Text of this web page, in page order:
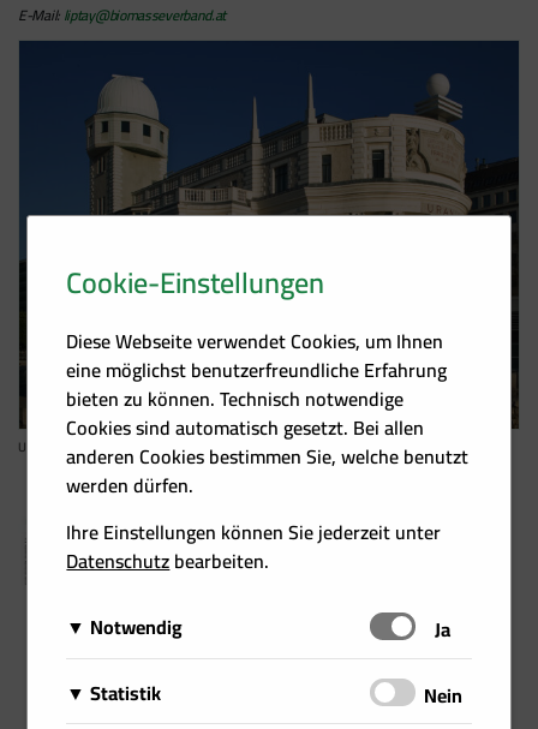
E-Mail:liptay@biomasseverband.at
URANIA-Aussenaufnahmen Mai 2006
Pressemitteilung
Aktiver Waldumbau oder Nutzungsverzicht?
17.05.2023
Abbildung
Aktiver Waldumbau oder Nutzungsverzicht?
17.05.2023
Cookie-Einstellungen
Diese Webseite verwendet Cookies, um Ihnen
eine möglichst benutzerfreundliche Erfahrung
bieten zu können. Technisch notwendige
Cookies sind automatisch gesetzt. Bei allen
anderen Cookies bestimmen Sie, welche benutzt
werden dürfen.
Ihre Einstellungen können Sie jederzeit unter
Datenschutzbearbeiten.
Notwendig
Schalten
Ja
Diese Cookies sind für das Funktionieren der Website
erforderlich und können daher nicht deaktiviert
Matomo
Über Matomo, ehemals Piwik, wird die
Statistik SchaltenNein